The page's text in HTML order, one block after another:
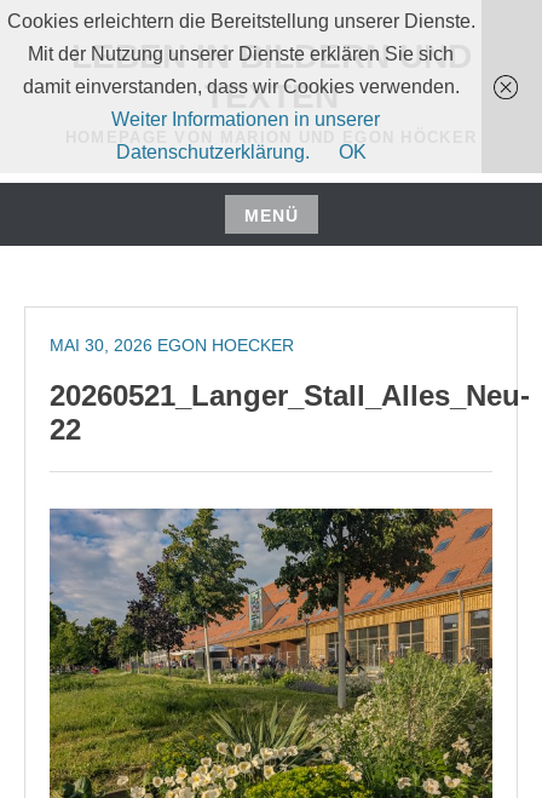
Zum
Inhalt
springen
LEBEN IN BILDERN UND
TEXTEN
MENÜ
Zum
springen
MAI 30, 2026 EGON HOECKER
20260521_Langer_Stall_Alles_Neu-
22
Cookies erleichtern die Bereitstellung unserer Dienste.
Mit der Nutzung unserer Dienste erklären Sie sich
damit einverstanden, dass wir Cookies verwenden.
Weiter Informationen in unserer
Datenschutzerklärung.
OK